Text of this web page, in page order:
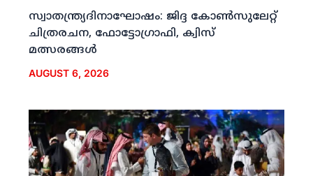
സ്വാതന്ത്ര്യദിനാഘോഷം: ജിദ്ദ കോണ്‍സുലേറ്റ്
ചിത്രരചന, ഫോട്ടോഗ്രാഫി, ക്വിസ്
മത്സരങ്ങള്‍
AUGUST 6, 2026